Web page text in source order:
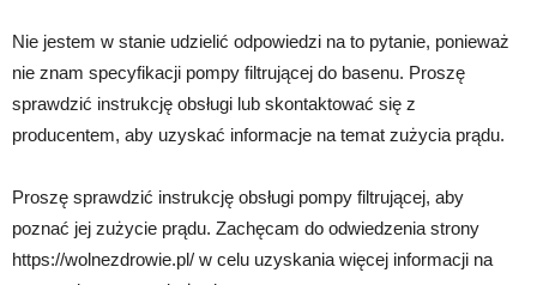
Nie jestem w stanie udzielić odpowiedzi na to pytanie, ponieważ
nie znam specyfikacji pompy filtrującej do basenu. Proszę
sprawdzić instrukcję obsługi lub skontaktować się z
producentem, aby uzyskać informacje na temat zużycia prądu.
Proszę sprawdzić instrukcję obsługi pompy filtrującej, aby
poznać jej zużycie prądu. Zachęcam do odwiedzenia strony
https://wolnezdrowie.pl/ w celu uzyskania więcej informacji na